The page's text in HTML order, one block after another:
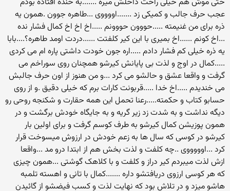
عجب حرف جالب و کمیکی زد .......اووووی ...طاهره جوون .همون یه
ذره برای من غنیمته .....حووون حووونم .....اخ اخ اخ کمال فشار نده
...اخ کونم ......اخ بمیری با این کیر کلفتت ......دردت اومد طاهره؟....بابا
یه ذره خیلی کم فشار دادم .....اره جون خودت داشتی پاره ام می کردی
.....کمال در اوج و لذت بی پایانش کیرشو همچنان روی سوراخم می
گرفت و واقعا عشق و حالشو می کرد ...و من هنوز از اون حرف جالبش
می خندیدم .....اخ خدا .....قربونت کارات برم که خیلی دقیق .و از روی
حسابو کتاب و حکمته.....رعنا تحمل این همه حقارت و شکنجه روحی رو
دیگه نداشت و به شدت زد زیر گریه و به جایگاه خودش برگشت و در
همون پوزیشن کمال کیرشو به طرف کوسم گرفت و برای اولین بار
کیرشو در کوسی که سال ها به زعم خودش در ارزوش میسوخت قرار
کرد ...اوووووی ..چه کلفت و لذت بخش هم از ابتدا درو مد ...واقعا
ازش لذت میبردم کیر دراز و کلفت و با کلاهک گوشتی ...همون چیزی
که هر کوسی ارزوی دریافتشو داره .......کمال با تانی و اهسته تلمبه
هاشو میزد و در تلاش بود که نهایت لذت و کسب فیضشو از گائیدن